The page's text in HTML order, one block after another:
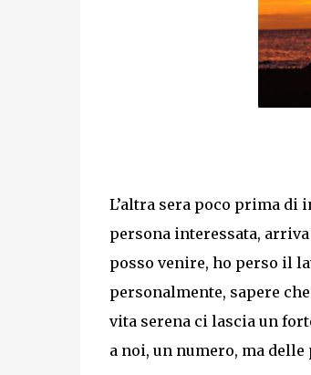
L’altra sera poco prima
persona interessata,
posso venire, ho perso il
personalmente, sapere
vita serena ci lascia un
a noi, un numero, ma